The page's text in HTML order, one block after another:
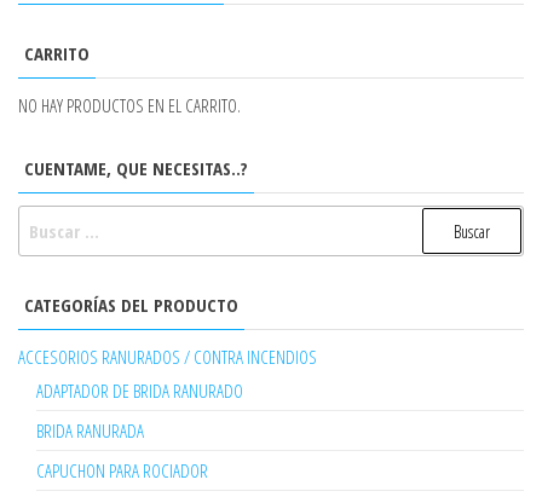
CARRITO
NO HAY PRODUCTOS EN EL CARRITO.
CUENTAME, QUE NECESITAS..?
CATEGORÍAS DEL PRODUCTO
ACCESORIOS RANURADOS / CONTRA INCENDIOS
ADAPTADOR DE BRIDA RANURADO
BRIDA RANURADA
CAPUCHON PARA ROCIADOR